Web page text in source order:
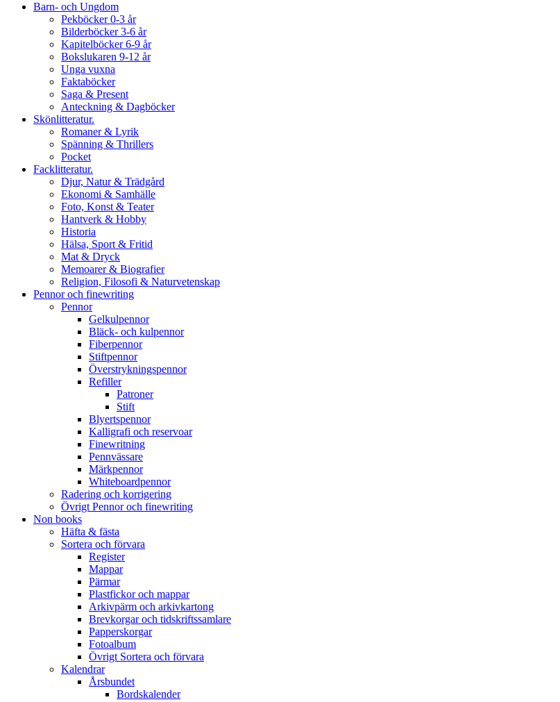
Barn- och Ungdom
Pekböcker 0-3 år
Bilderböcker 3-6 år
Kapitelböcker 6-9 år
Bokslukaren 9-12 år
Unga vuxna
Faktaböcker
Saga & Present
Anteckning & Dagböcker
Skönlitteratur.
Romaner & Lyrik
Spänning & Thrillers
Pocket
Facklitteratur.
Djur, Natur & Trädgård
Ekonomi & Samhälle
Foto, Konst & Teater
Hantverk & Hobby
Historia
Hälsa, Sport & Fritid
Mat & Dryck
Memoarer & Biografier
Religion, Filosofi & Naturvetenskap
Pennor och finewriting
Pennor
Gelkulpennor
Bläck- och kulpennor
Fiberpennor
Stiftpennor
Överstrykningspennor
Refiller
Patroner
Stift
Blyertspennor
Kalligrafi och reservoar
Finewritning
Pennvässare
Märkpennor
Whiteboardpennor
Radering och korrigering
Övrigt Pennor och finewriting
Non books
Häfta & fästa
Sortera och förvara
Register
Mappar
Pärmar
Plastfickor och mappar
Arkivpärm och arkivkartong
Brevkorgar och tidskriftssamlare
Papperskorgar
Fotoalbum
Övrigt Sortera och förvara
Kalendrar
Årsbundet
Bordskalender